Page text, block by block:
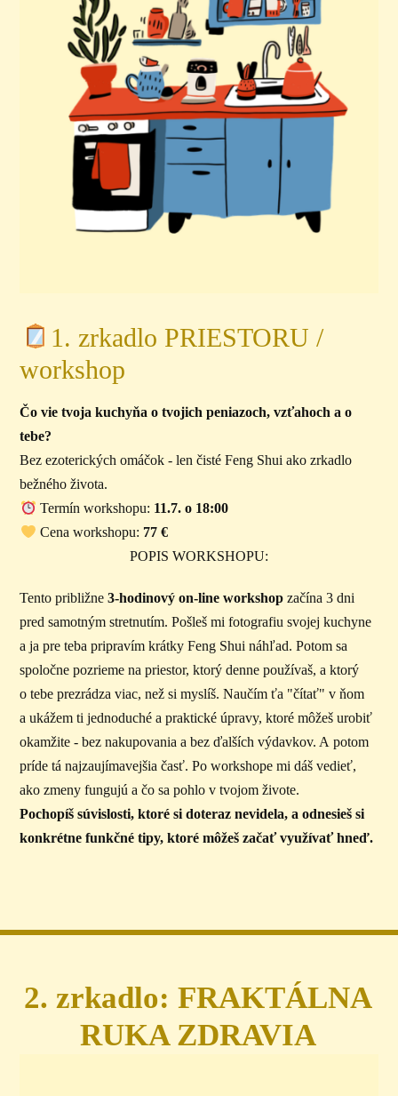
1. zrkadlo PRIESTORU /
workshop
Čo vie tvoja kuchyňa o tvojich peniazoch, vzťahoch a o
tebe?
Bez ezoterických omáčok - len čisté Feng Shui ako zrkadlo
bežného života.
Termín workshopu: 11.7. o 18:00
Cena workshopu: 77 €
POPIS WORKSHOPU:
Tento približne3-hodinový on-line workshop začína 3 dni
pred samotným stretnutím. Pošleš mi fotografiu svojej kuchyne
a ja pre teba pripravím krátky Feng Shui náhľad. Potom sa
spoločne pozrieme na priestor, ktorý denne používaš, a ktorý
o tebe prezrádza viac, než si myslíš. Naučím ťa "čítať" v ňom
a ukážem ti jednoduché a praktické úpravy, ktoré môžeš urobiť
okamžite - bez nakupovania a bez ďalších výdavkov. A potom
príde tá najzaujímavejšia časť. Po workshope mi dáš vedieť,
ako zmeny fungujú a čo sa pohlo v tvojom živote.
Pochopíš súvislosti, ktoré si doteraz nevidela, a odnesieš si
konkrétne funkčné tipy, ktoré môžeš začať využívať hneď.
2. zrkadlo: FRAKTÁLNA
RUKA ZDRAVIA